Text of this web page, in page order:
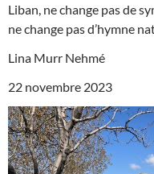
Liban, ne change pas de
ne change pas d’hymne
Lina Murr Nehmé
22 novembre 2023